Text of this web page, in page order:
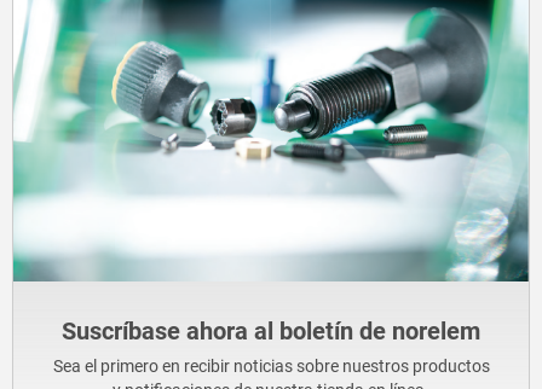
Suscríbase ahora al boletín de norelem
Sea el primero en recibir noticias sobre nuestros productos